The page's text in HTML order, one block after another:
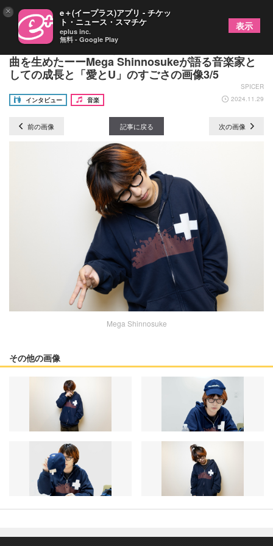
「好きだからやってきたこと」の繰り返しでヒット
曲を生めたーーMega Shinnosukeが語る音楽家と
しての成長と「愛とU」のすごさの画像3/5
SPICER
インタビュー
音楽 2024.11.29
前の画像 記事に戻る 次の画像
Mega Shinnosuke
その他の画像
× e＋(イープラス)アプリ - チケッ
ト・ニュース・スマチケ
eplus inc.
無料 - Google Play
表示